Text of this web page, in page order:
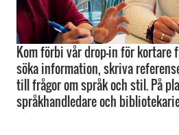
Kom förbi vår drop-in för kortare
söka information, skriva
till frågor om språk och stil. På
språkhandledare och